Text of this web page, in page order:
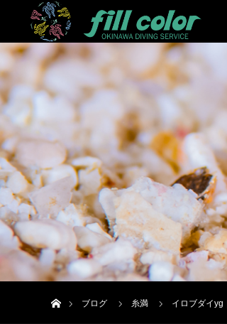
ブログ
糸満 イロブダイyg